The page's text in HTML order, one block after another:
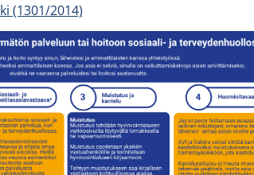
(1301/2014)